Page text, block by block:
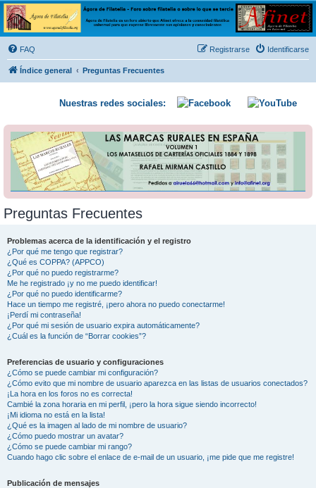
Ágora de Filatelia
Foro sobre filatelia o sobre lo que se tercie. Ágora de Filatelia es un foro abierto que Afinet
ofrece a la comunidad filatélica universal para que exprese libremente sus opiniones y
conocimientos
FAQ Identificarse
Registrarse
Índice general Preguntas Frecuentes
Nuestras redes sociales:
Preguntas Frecuentes
Problemas acerca de la identificación y el registro
¿Por qué me tengo que registrar?
¿Qué es COPPA? (APPCO)
¿Por qué no puedo registrarme?
Me he registrado ¡y no me puedo identificar!
¿Por qué no puedo identificarme?
Hace un tiempo me registré, ¡pero ahora no puedo conectarme!
¡Perdí mi contraseña!
¿Por qué mi sesión de usuario expira automáticamente?
¿Cuál es la función de “Borrar cookies”?
Preferencias de usuario y configuraciones
¿Cómo se puede cambiar mi configuración?
¿Cómo evito que mi nombre de usuario aparezca en las listas de usuarios conectados?
¡La hora en los foros no es correcta!
Cambié la zona horaria en mi perfil, ¡pero la hora sigue siendo incorrecto!
¡Mi idioma no está en la lista!
¿Qué es la imagen al lado de mi nombre de usuario?
¿Cómo puedo mostrar un avatar?
¿Cómo se puede cambiar mi rango?
Cuando hago clic sobre el enlace de e-mail de un usuario, ¡me pide que me registre!
Publicación de mensajes